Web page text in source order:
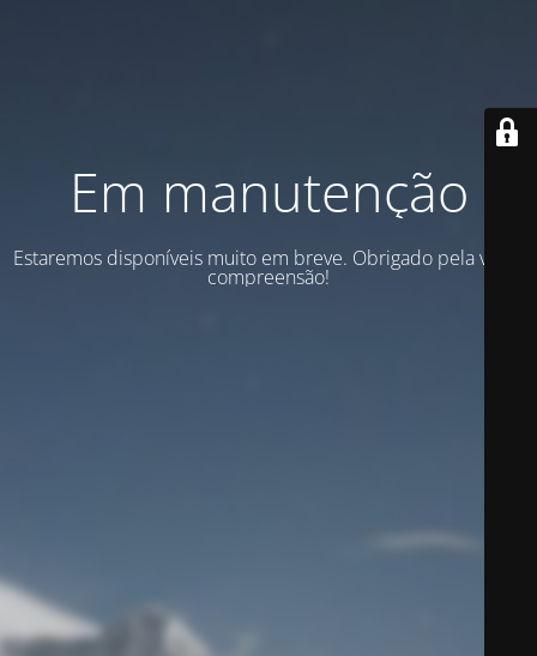
Em manutenção
Estaremos disponíveis muito em breve. Obrigado pela vossa
compreensão!